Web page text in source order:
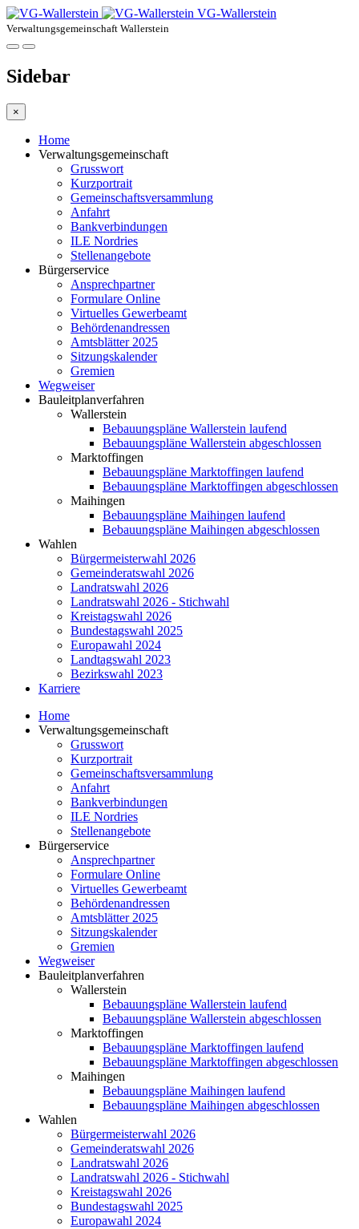
VG-Wallerstein
Verwaltungsgemeinschaft Wallerstein
Sidebar
×
Home
Verwaltungsgemeinschaft
Grusswort
Kurzportrait
Gemeinschaftsversammlung
Anfahrt
Bankverbindungen
ILE Nordries
Stellenangebote
Bürgerservice
Ansprechpartner
Formulare Online
Virtuelles Gewerbeamt
Behördenandressen
Amtsblätter 2025
Sitzungskalender
Gremien
Wegweiser
Bauleitplanverfahren
Wallerstein
Bebauungspläne Wallerstein laufend
Bebauungspläne Wallerstein abgeschlossen
Marktoffingen
Bebauungspläne Marktoffingen laufend
Bebauungspläne Marktoffingen abgeschlossen
Maihingen
Bebauungspläne Maihingen laufend
Bebauungspläne Maihingen abgeschlossen
Wahlen
Bürgermeisterwahl 2026
Gemeinderatswahl 2026
Landratswahl 2026
Landratswahl 2026 - Stichwahl
Kreistagswahl 2026
Bundestagswahl 2025
Europawahl 2024
Landtagswahl 2023
Bezirkswahl 2023
Karriere
Home
Verwaltungsgemeinschaft
Grusswort
Kurzportrait
Gemeinschaftsversammlung
Anfahrt
Bankverbindungen
ILE Nordries
Stellenangebote
Bürgerservice
Ansprechpartner
Formulare Online
Virtuelles Gewerbeamt
Behördenandressen
Amtsblätter 2025
Sitzungskalender
Gremien
Wegweiser
Bauleitplanverfahren
Wallerstein
Bebauungspläne Wallerstein laufend
Bebauungspläne Wallerstein abgeschlossen
Marktoffingen
Bebauungspläne Marktoffingen laufend
Bebauungspläne Marktoffingen abgeschlossen
Maihingen
Bebauungspläne Maihingen laufend
Bebauungspläne Maihingen abgeschlossen
Wahlen
Bürgermeisterwahl 2026
Gemeinderatswahl 2026
Landratswahl 2026
Landratswahl 2026 - Stichwahl
Kreistagswahl 2026
Bundestagswahl 2025
Europawahl 2024